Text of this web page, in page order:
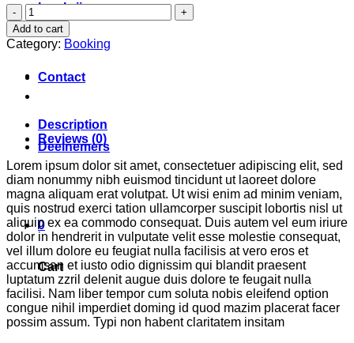
Inschrijven
Contact
Deelnemers
0
Cart
Weekend
Wine
Course
quantity
Add to cart
Category: Booking
Description
Reviews (0)
Lorem ipsum dolor sit amet, consectetuer adipiscing elit, sed
diam nonummy nibh euismod tincidunt ut laoreet dolore
magna aliquam erat volutpat. Ut wisi enim ad minim veniam,
quis nostrud exerci tation ullamcorper suscipit lobortis nisl ut
aliquip ex ea commodo consequat. Duis autem vel eum iriure
dolor in hendrerit in vulputate velit esse molestie consequat,
vel illum dolore eu feugiat nulla facilisis at vero eros et
accumsan et iusto odio dignissim qui blandit praesent
luptatum zzril delenit augue duis dolore te feugait nulla
facilisi. Nam liber tempor cum soluta nobis eleifend option
congue nihil imperdiet doming id quod mazim placerat facer
possim assum. Typi non habent claritatem insitam